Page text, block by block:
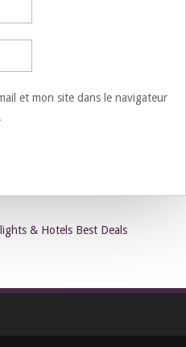
et mon site dans le navigateur
& Hotels Best Deals